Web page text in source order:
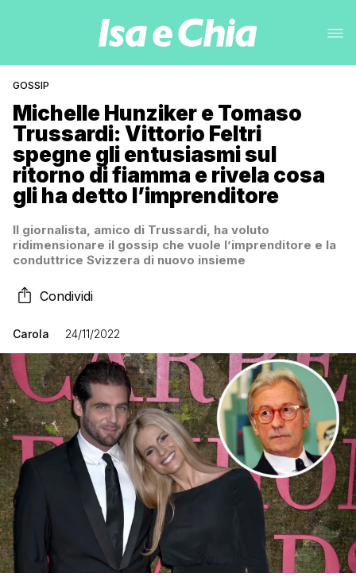
GOSSIP
Michelle Hunziker e Tomaso
Trussardi: Vittorio Feltri
spegne gli entusiasmi sul
ritorno di fiamma e rivela cosa
gli ha detto l’imprenditore
Il giornalista, amico di Trussardi, ha voluto
ridimensionare il gossip che vuole l’imprenditore e la
conduttrice Svizzera di nuovo insieme
Condividi
Carola 24/11/2022